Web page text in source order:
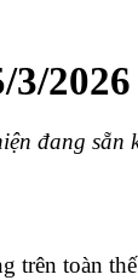
3/2026
đang sẵn
trên toàn